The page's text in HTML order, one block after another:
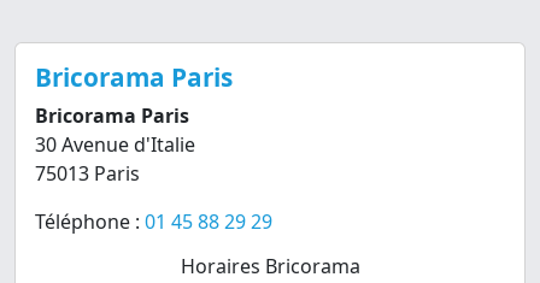
Bricorama Paris
Bricorama Paris
30 Avenue d'Italie
75013 Paris
Téléphone : 01 45 88 29 29
Horaires Bricorama